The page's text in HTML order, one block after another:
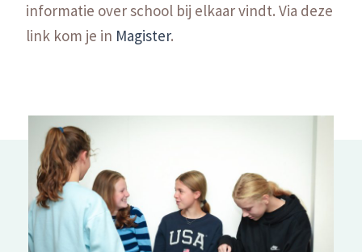
informatie over school bij elkaar vindt. Via deze
link kom je in Magister.